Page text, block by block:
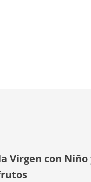
Virgen con